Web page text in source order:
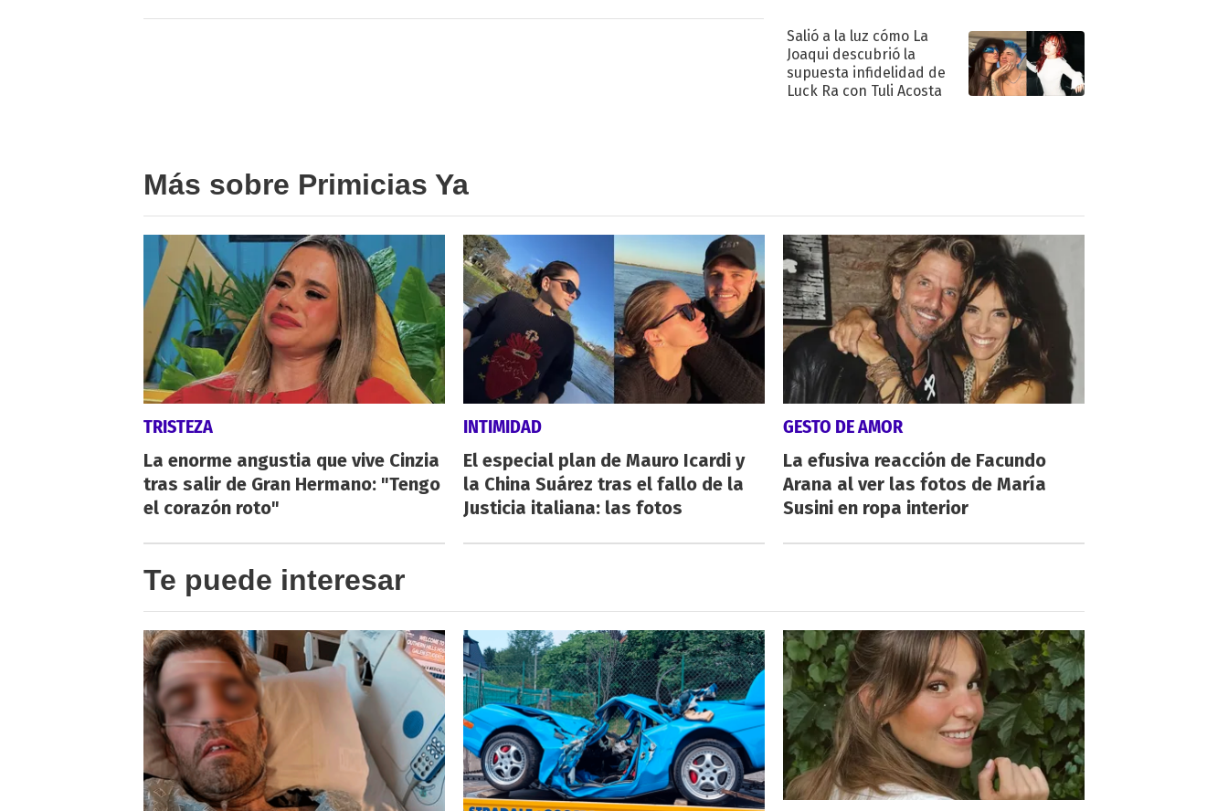
sentimental
Salió a la luz cómo La
Joaqui descubrió la
supuesta infidelidad de
Luck Ra con Tuli Acosta
Más sobre Primicias Ya
TRISTEZA
La enorme angustia que vive Cinzia
tras salir de Gran Hermano: "Tengo
el corazón roto"
INTIMIDAD
El especial plan de Mauro Icardi y
la China Suárez tras el fallo de la
Justicia italiana: las fotos
GESTO DE AMOR
La efusiva reacción de Facundo
Arana al ver las fotos de María
Susini en ropa interior
Te puede interesar